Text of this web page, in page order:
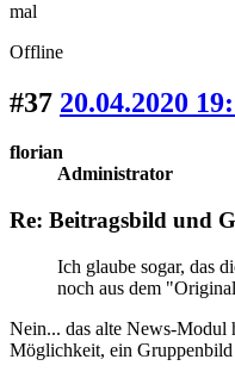
mal
Offline
#37 20.04.2020
florian
Administrator
Re: Beitragsbild und
Ich glaube sogar, das
noch aus dem
Nein... das alte News-Modul
Möglichkeit, ein